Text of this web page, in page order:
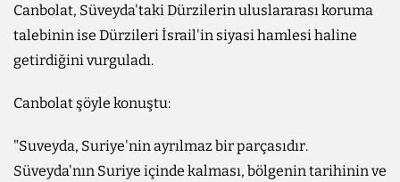
Canbolat, Süveyda'taki Dürzilerin uluslararası koruma
talebinin ise Dürzileri İsrail'in siyasi hamlesi haline
getirdiğini vurguladı.
Canbolat şöyle konuştu:
"Suveyda, Suriye'nin ayrılmaz bir parçasıdır.
Süveyda'nın Suriye içinde kalması, bölgenin tarihinin ve